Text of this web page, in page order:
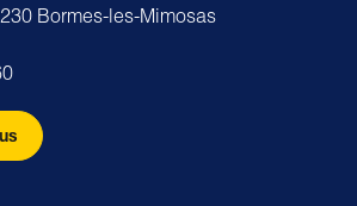
Bormes-les-Mimosas